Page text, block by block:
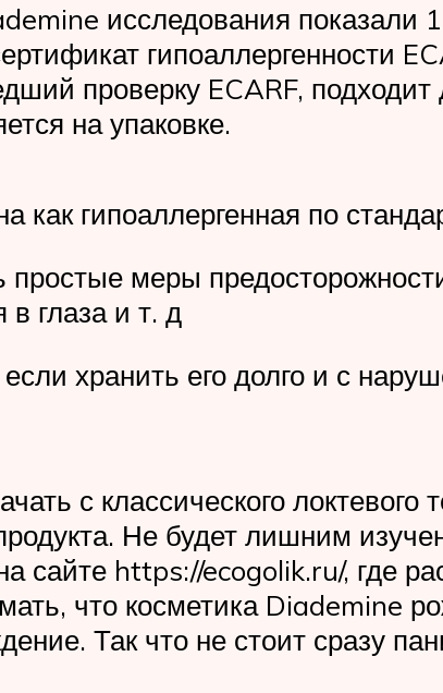
исследования
гипоаллергенности
проверку ECARF,
на упаковке.
как гипоаллергенная по
меры
в глаза и т. д
хранить его долго и с
с классического локтевого
Не будет лишним
сайте https://ecogolik.ru/, где
что косметика Diademine
Так что не стоит сразу